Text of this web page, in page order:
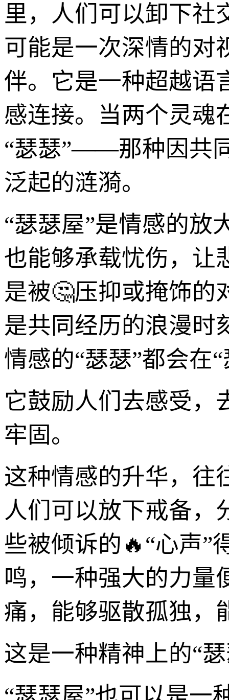
里，人们可以卸下社
可能是一次深情的对
伴。它是一种超越语
感连接。当两个灵魂
“瑟瑟”——那种因共
泛起的涟漪。
“瑟瑟屋”是情感的放
也能够承载忧伤，让
是被🤔压抑或掩饰的
是共同经历的浪漫时
情感的“瑟瑟”都会在
它鼓励人们去感受，
牢固。
这种情感的升华，往
人们可以放下戒备，
些被倾诉的🔥“心声”
鸣，一种强大的力量
痛，能够驱散孤独，
这是一种精神上的“